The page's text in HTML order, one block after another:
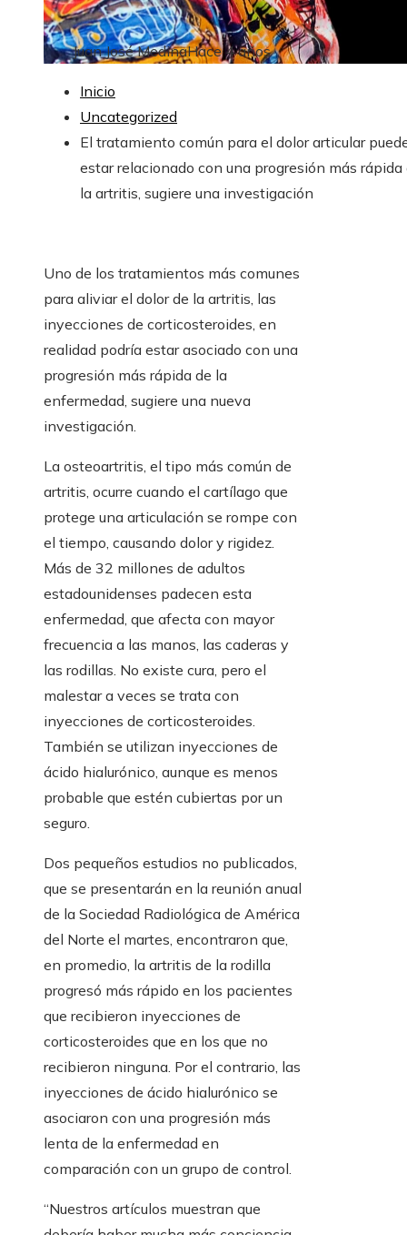
Juan José MedinaHace 4 años
Inicio
Uncategorized
El tratamiento común para el dolor articular
estar relacionado con una progresión más rápida
la artritis, sugiere una investigación
Uno de los tratamientos más comunes
para aliviar el dolor de la artritis, las
inyecciones de corticosteroides, en
realidad podría estar asociado con una
progresión más rápida de la
enfermedad, sugiere una nueva
investigación.
La osteoartritis, el tipo más común de
artritis, ocurre cuando el cartílago que
protege una articulación se rompe con
el tiempo, causando dolor y rigidez.
Más de 32 millones de adultos
estadounidenses padecen esta
enfermedad, que afecta con mayor
frecuencia a las manos, las caderas y
las rodillas. No existe cura, pero el
malestar a veces se trata con
inyecciones de corticosteroides.
También se utilizan inyecciones de
ácido hialurónico, aunque es menos
probable que estén cubiertas por un
seguro.
Dos pequeños estudios no publicados,
que se presentarán en la reunión anual
de la Sociedad Radiológica de América
del Norte el martes, encontraron que,
en promedio, la artritis de la rodilla
progresó más rápido en los pacientes
que recibieron inyecciones de
corticosteroides que en los que no
recibieron ninguna. Por el contrario, las
inyecciones de ácido hialurónico se
asociaron con una progresión más
lenta de la enfermedad en
comparación con un grupo de control.
“Nuestros artículos muestran que